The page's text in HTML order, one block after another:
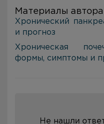
Материалы
Хронический
и прогноз
Хроническая
формы, симптомы и
Не нашли